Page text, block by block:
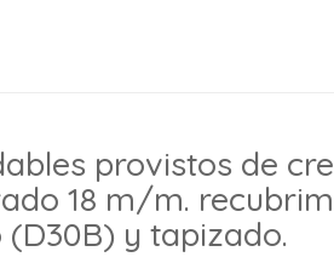
provistos de
18 m/m.
y tapizado.